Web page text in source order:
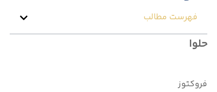
فهرست مطالب
حلوا
فروکتوز